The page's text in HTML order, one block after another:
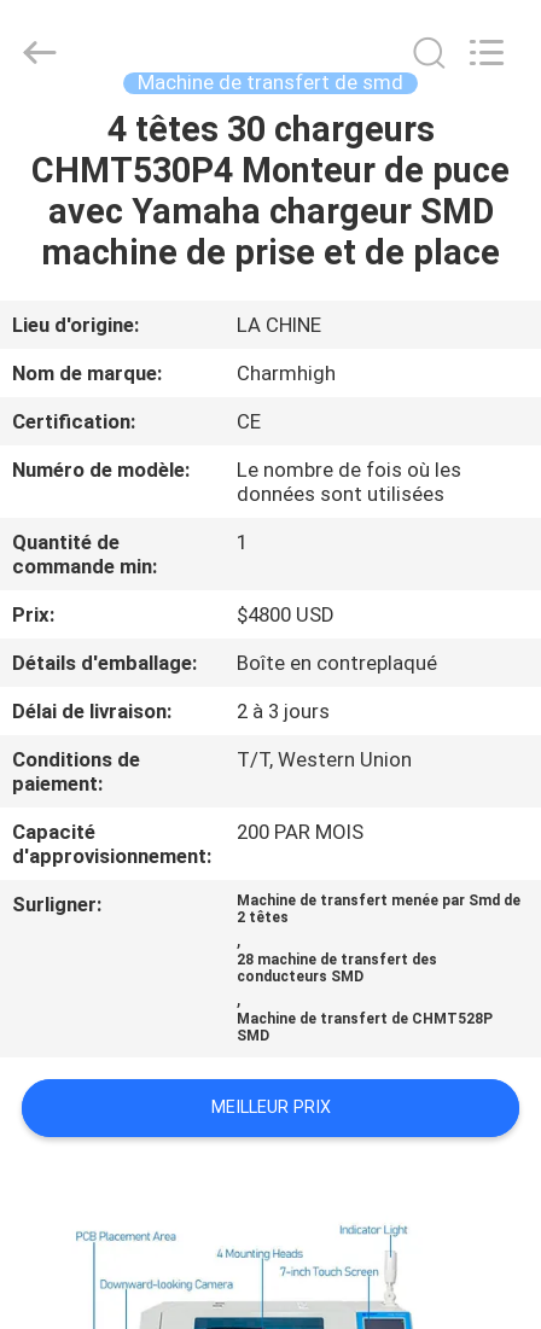
MAISON
PRODUITS
À
DE
NOUS
VISITE
DE
CONTRÔLE
QUALITÉ
CONTACTEZ-
NOUS
ON
LINE
CHARMHIGH
TECHNOLOGY
Machine de transfert de smd
4 têtes 30 chargeurs
CHMT530P4 Monteur de puce
avec Yamaha chargeur SMD
machine de prise et de place
Lieu d'origine:
LA CHINE
Nom de marque:
Charmhigh
Certification:
CE
Numéro de modèle:
Le nombre de fois où les
données sont utilisées
Quantité de
commande min:
1
Prix:
$4800 USD
Détails d'emballage:
Boîte en contreplaqué
Délai de livraison:
2 à 3 jours
Conditions de
paiement:
T/T, Western Union
Capacité
d'approvisionnement:
200 PAR MOIS
Surligner:
Machine de transfert menée par Smd de
2 têtes
,
28 machine de transfert des
conducteurs SMD
,
Machine de transfert de CHMT528P
SMD
MEILLEUR PRIX